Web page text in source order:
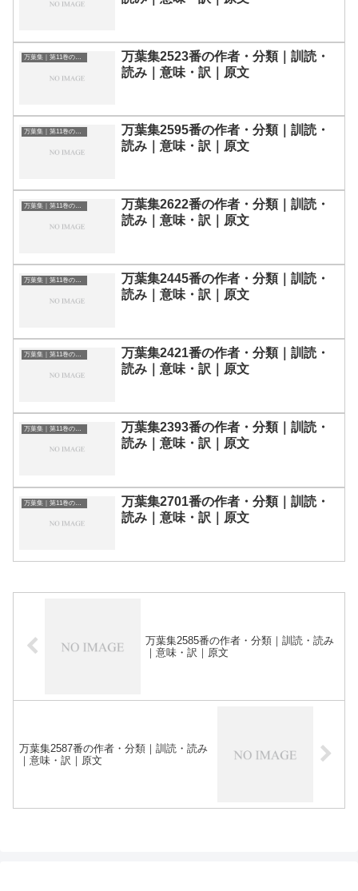
万葉集｜第11巻の和歌一覧
万葉集2523番の作者・分類｜訓読・
読み｜意味・訳｜原文
万葉集｜第11巻の和歌一覧
万葉集2595番の作者・分類｜訓読・
読み｜意味・訳｜原文
万葉集｜第11巻の和歌一覧
万葉集2622番の作者・分類｜訓読・
読み｜意味・訳｜原文
万葉集｜第11巻の和歌一覧
万葉集2445番の作者・分類｜訓読・
読み｜意味・訳｜原文
万葉集｜第11巻の和歌一覧
万葉集2421番の作者・分類｜訓読・
読み｜意味・訳｜原文
万葉集｜第11巻の和歌一覧
万葉集2393番の作者・分類｜訓読・
読み｜意味・訳｜原文
万葉集｜第11巻の和歌一覧
万葉集2701番の作者・分類｜訓読・
読み｜意味・訳｜原文
万葉集2585番の作者・分類｜訓読・読み
｜意味・訳｜原文
万葉集2587番の作者・分類｜訓読・読み
｜意味・訳｜原文